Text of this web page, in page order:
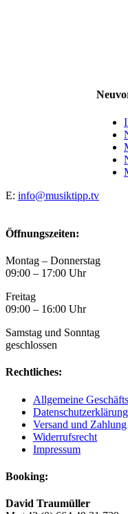
E: info@musiktipp.tv
Öffnungszeiten:
Montag – Donnerstag
09:00 – 17:00 Uhr
Freitag
09:00 – 16:00 Uhr
Samstag und Sonntag
geschlossen
Rechtliches:
Allgemeine
Datenschutzerklärung
Versand und Zahlung
Widerrufsrecht
Impressum
Booking:
David Traumüller